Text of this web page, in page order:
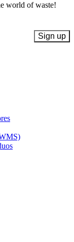
world of waste!